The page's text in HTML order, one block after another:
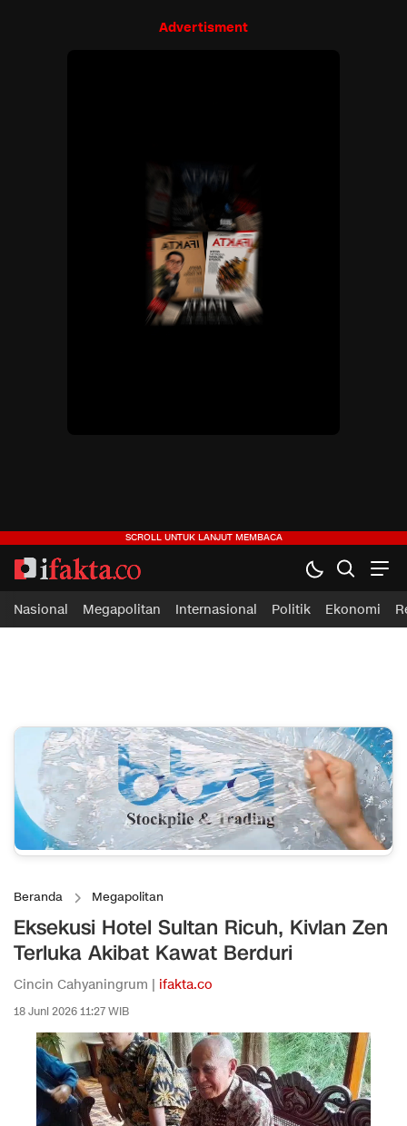
Advertisment
Nasional Megapolitan Internasional Politik Ekonomi
Beranda Megapolitan
Eksekusi Hotel Sultan Ricuh, Kivlan Zen
Terluka Akibat Kawat Berduri
Cincin Cahyaningrum | ifakta.co
18 Juni 2026 11:27 WIB